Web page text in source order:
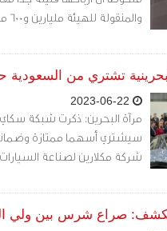
والمنقولة للهيئة مليارين و600 مليون دينار.
تشتري من السعودية
مرآة البحرين: ذكرت شبكة
شركة مكلارين لصناعة
صراع شرس بين ولي